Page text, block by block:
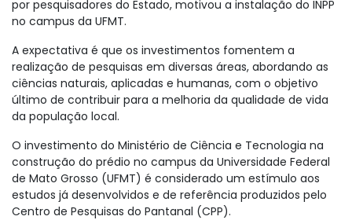
por pesquisadores do Estado, motivou a instalação do INPP
no campus da UFMT.
A expectativa é que os investimentos fomentem a
realização de pesquisas em diversas áreas, abordando as
ciências naturais, aplicadas e humanas, com o objetivo
último de contribuir para a melhoria da qualidade de vida
da população local.
O investimento do Ministério de Ciência e Tecnologia na
construção do prédio no campus da Universidade Federal
de Mato Grosso (UFMT) é considerado um estímulo aos
estudos já desenvolvidos e de referência produzidos pelo
Centro de Pesquisas do Pantanal (CPP).